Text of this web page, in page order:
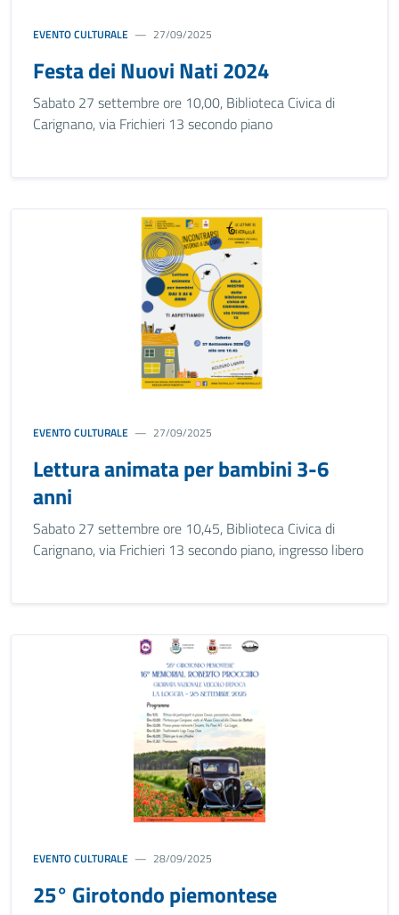
EVENTO CULTURALE 27/09/2025
Festa dei Nuovi Nati 2024
Sabato 27 settembre ore 10,00, Biblioteca Civica di
Carignano, via Frichieri 13 secondo piano
EVENTO CULTURALE 27/09/2025
Lettura animata per bambini 3-6
anni
Sabato 27 settembre ore 10,45, Biblioteca Civica di
Carignano, via Frichieri 13 secondo piano, ingresso libero
EVENTO CULTURALE 28/09/2025
25° Girotondo piemontese